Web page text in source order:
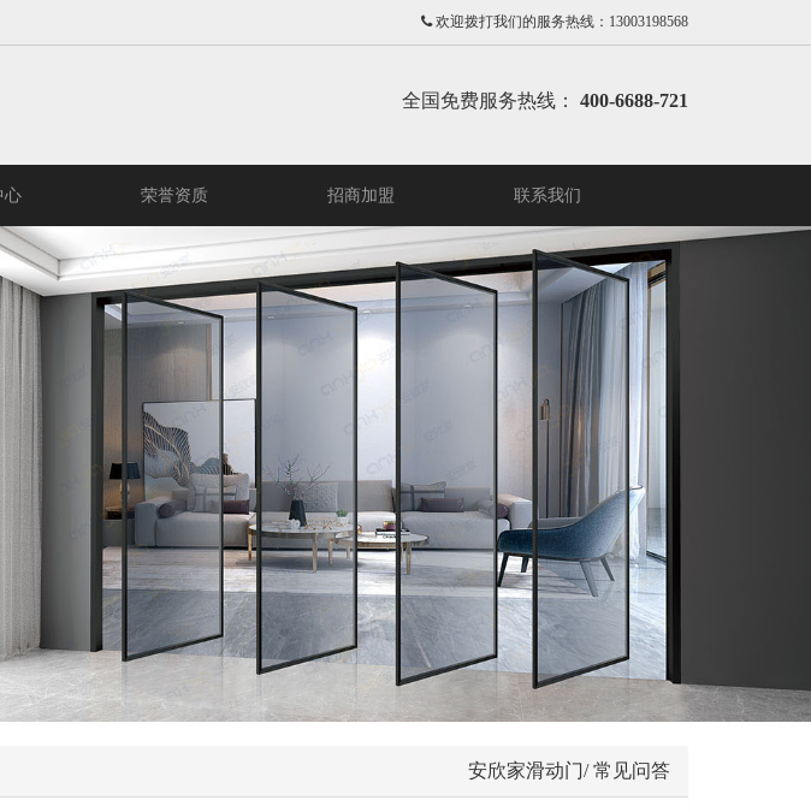
欢迎拨打我们的服务热线：13003198568
全国免费服务热线： 400-6688-721
心 荣誉资质 招商加盟 联系我们
安欣家滑动门/ 常见问答